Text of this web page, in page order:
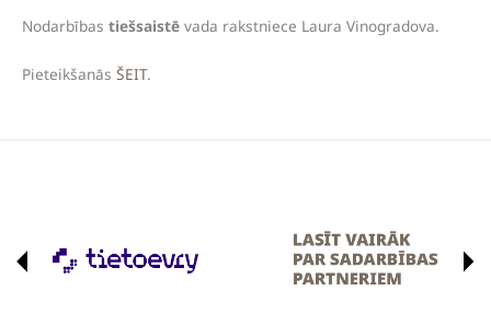
Nodarbības tiešsaistē vada rakstniece Laura Vinogradova.
Pieteikšanās ŠEIT.